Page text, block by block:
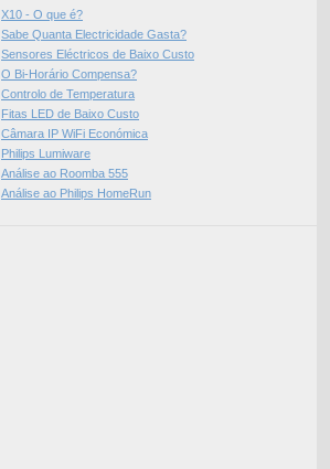
X10 - O que é?
Sabe Quanta Electricidade Gasta?
Sensores Eléctricos de Baixo Custo
O Bi-Horário Compensa?
Controlo de Temperatura
Fitas LED de Baixo Custo
Câmara IP WiFi Económica
Philips Lumiware
Análise ao Roomba 555
Análise ao Philips HomeRun